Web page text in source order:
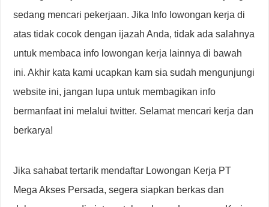
sedang mencari pekerjaan. Jika Info lowongan kerja di
atas tidak cocok dengan ijazah Anda, tidak ada salahnya
untuk membaca info lowongan kerja lainnya di bawah
ini. Akhir kata kami ucapkan kam sia sudah mengunjungi
website ini, jangan lupa untuk membagikan info
bermanfaat ini melalui twitter. Selamat mencari kerja dan
berkarya!
Jika sahabat tertarik mendaftar Lowongan Kerja PT
Mega Akses Persada, segera siapkan berkas dan